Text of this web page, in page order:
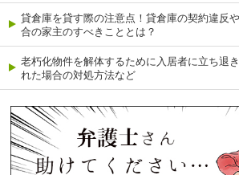
貸倉庫を貸す際の注意点！貸倉庫の契約違反
合の家主のすべきこととは？
老朽化物件を解体するために入居者に立ち退
れた場合の対処方法など